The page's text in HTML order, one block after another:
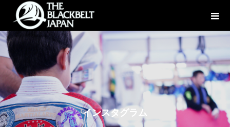
インスタグラ ム